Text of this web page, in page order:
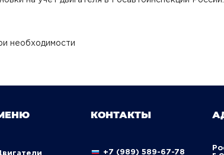
необходимости
Двигатели
КОНТАКТЫ
+7 (989) 589-67-78